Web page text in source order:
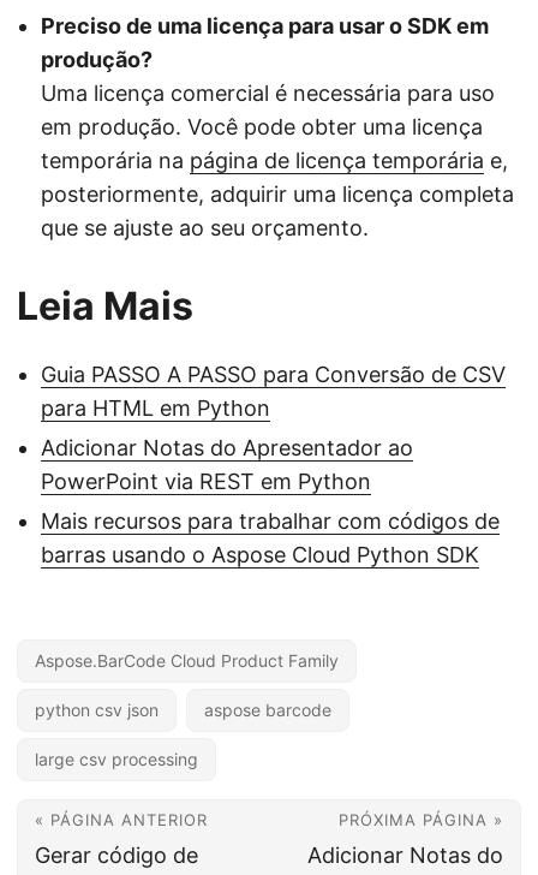
Preciso de uma licença para usar o SDK em
produção?
Uma licença comercial é necessária para uso
em produção. Você pode obter uma licença
temporária na página de licença temporária e,
posteriormente, adquirir uma licença completa
que se ajuste ao seu orçamento.
Leia Mais
Guia PASSO A PASSO para Conversão de CSV
para HTML em Python
Adicionar Notas do Apresentador ao
PowerPoint via REST em Python
Mais recursos para trabalhar com códigos de
barras usando o Aspose Cloud Python SDK
Aspose.BarCode Cloud Product Family
python csv json aspose barcode
large csv processing
« PÁGINA ANTERIOR
Gerar código de
PRÓXIMA PÁGINA »
Adicionar Notas do